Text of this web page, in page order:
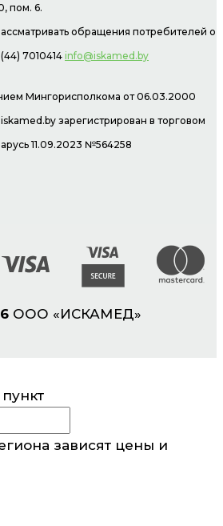
пом. 6.
обращения потребителей о
7010414 info@iskamed.by
Мингорисполкома от 06.03.2000
iskamed.by зарегистрирован в торговом
11.09.2023 №564258
ООО «ИСКАМЕД»
зависят цены и